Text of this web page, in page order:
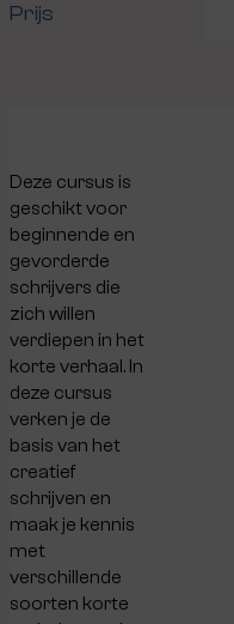
Prijs
Deze cursus is
geschikt voor
beginnende en
gevorderde
schrijvers die
zich willen
verdiepen in het
korte verhaal. In
deze cursus
verken je de
basis van het
creatief
schrijven en
maak je kennis
met
verschillende
soorten korte